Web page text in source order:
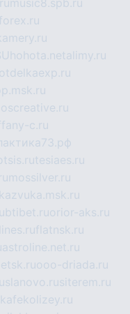
hohota.net alimy.ru
otdelkaexp.ru
c.ru
tesiaes.ru
mossilver.ru
orior-aks.ru
flatnsk.ru
astroline.net.ru
ooo-driada.ru
siterem.ru
kafekolizey.ru